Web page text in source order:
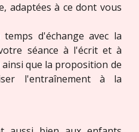
adaptées à ce dont vous
d'échange avec la
séance à l'écrit et à
que la proposition de
l'entraînement à la